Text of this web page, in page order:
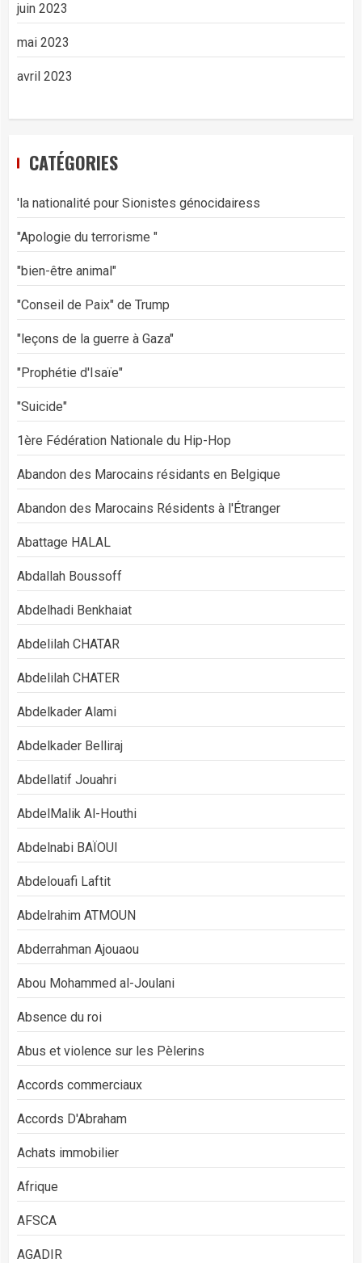
juin 2023
mai 2023
avril 2023
CATÉGORIES
'la nationalité pour Sionistes génocidairess
"Apologie du terrorisme "
"bien-être animal"
"Conseil de Paix" de Trump
"leçons de la guerre à Gaza"
"Prophétie d'Isaïe"
"Suicide"
1ère Fédération Nationale du Hip-Hop
Abandon des Marocains résidants en Belgique
Abandon des Marocains Résidents à l'Étranger
Abattage HALAL
Abdallah Boussoff
Abdelhadi Benkhaiat
Abdelilah CHATAR
Abdelilah CHATER
Abdelkader Alami
Abdelkader Belliraj
Abdellatif Jouahri
AbdelMalik Al-Houthi
Abdelnabi BAÏOUI
Abdelouafi Laftit
Abdelrahim ATMOUN
Abderrahman Ajouaou
Abou Mohammed al-Joulani
Absence du roi
Abus et violence sur les Pèlerins
Accords commerciaux
Accords D'Abraham
Achats immobilier
Afrique
AFSCA
AGADIR